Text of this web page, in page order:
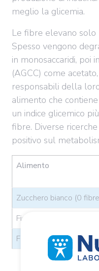
meglio la glicemia.
Le fibre elevano
Spesso vengono
in monosaccaridi, poi
(AGCC) come
responsabili della
alimento che
un indice glicemico
fibre. Diverse
positivo sul
Alimento
Zucchero bianco (0
Fichi secchi (fibre +)
Frutti oleosi (fibre +++)